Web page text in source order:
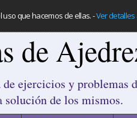
que hacemos de ellas.-Ver
de
ejercicios y problemas
solución de los mismos.